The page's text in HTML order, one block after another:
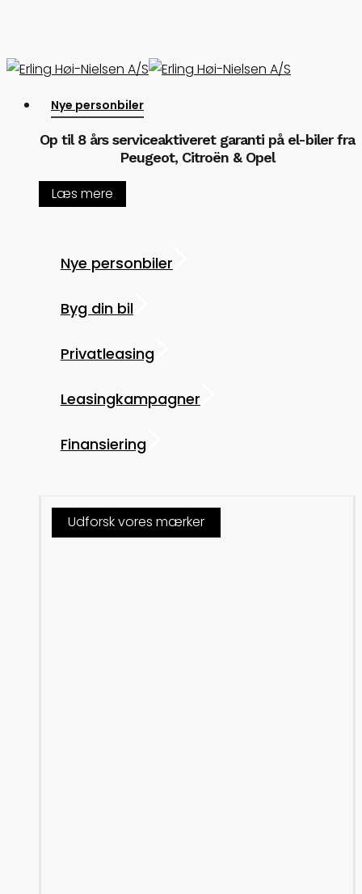
main
Menu
Nye personbiler
Op til 8 års serviceaktiveret garanti på el-biler fra
Peugeot, Citroën & Opel
Læs mere
Nye personbiler
Byg din bil
Privatleasing
Leasingkampagner
Finansiering
Udforsk vores mærker